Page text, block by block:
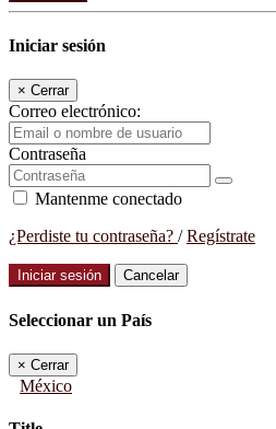
Iniciar sesión
× Cerrar
Correo electrónico:
Contraseña
Mantenme conectado
¿Perdiste tu contraseña? /Regístrate
Iniciar sesión Cancelar
Seleccionar un País
× Cerrar
México